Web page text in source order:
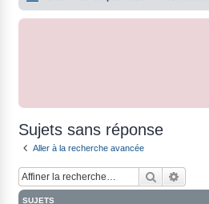
Sujets sans réponse
Aller à la recherche avancée
Rechercher
SUJETS